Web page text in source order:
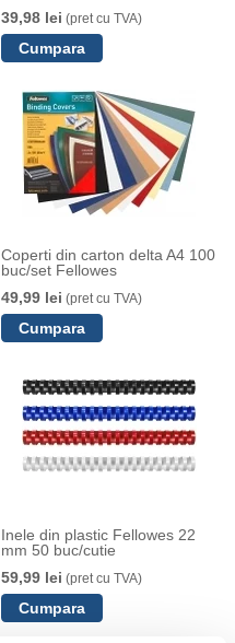
39,98 lei (pret cu TVA)
Coperti din carton delta A4 100
buc/set Fellowes
49,99 lei (pret cu TVA)
Inele din plastic Fellowes 22
mm 50 buc/cutie
59,99 lei (pret cu TVA)